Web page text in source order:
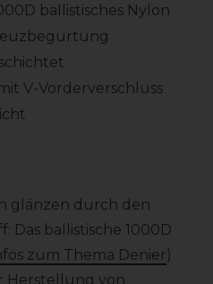
ballistisches Nylon
V-Vorderverschluss
glänzen durch den
Das ballistische 1000D
zum Thema Denier)
Herstellung von